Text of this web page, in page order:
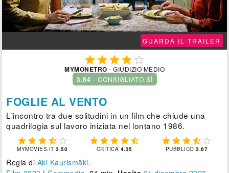
GUARDA IL TRAILER
 
MYMONETRO - GIUDIZIO MEDIO
3.84 - CONSIGLIATO SÌ
FOGLIE AL VENTO
L'incontro tra due solitudini in un film che chiude una
quadrilogia sul lavoro iniziata nel lontano 1986.
    
MYMOVIES.IT3.50
    
CRITICA 4.35
    
PUBBLICO3.67
Regia di Aki Kaurismäki.